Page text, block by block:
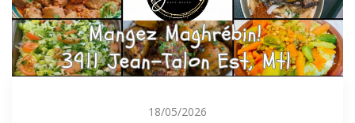
18/05/2026